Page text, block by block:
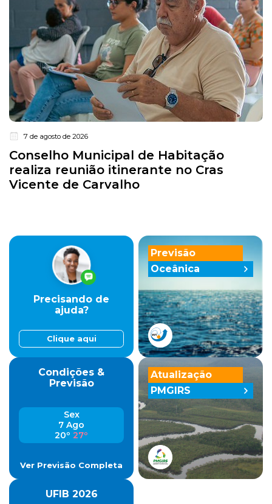
7 de agosto de 2026
Conselho Municipal de Habitação
realiza reunião itinerante no Cras
Vicente de Carvalho
Previsão
Oceânica
Precisando de
ajuda?
Clique aqui
Condições &
Previsão
Sex
7 Ago
20º 27º
Ver Previsão Completa
UFIB 2026
Atualização
PMGIRS